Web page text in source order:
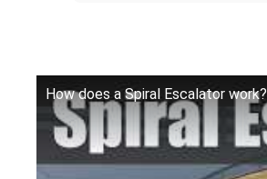
How does a Spiral Escalator work?